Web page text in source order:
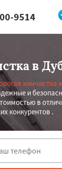
9514
мне
в
химчистка
и
в
конкурентов .